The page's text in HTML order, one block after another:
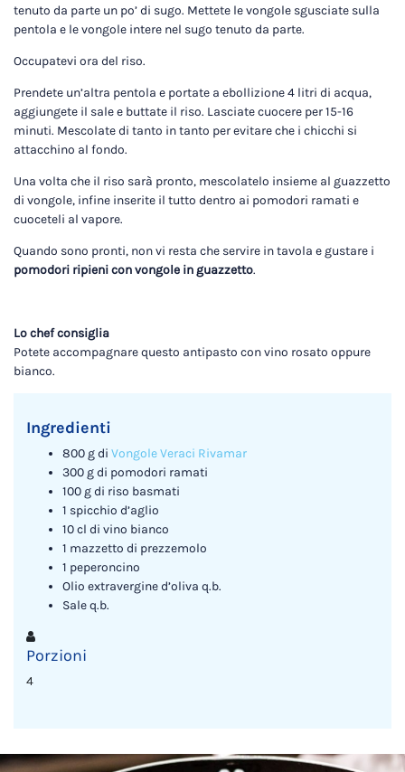
tenuto da parte un po’ di sugo. Mettete le vongole sgusciate sulla
pentola e le vongole intere nel sugo tenuto da parte.
Occupatevi ora del riso.
Prendete un’altra pentola e portate a ebollizione 4 litri di acqua,
aggiungete il sale e buttate il riso. Lasciate cuocere per 15-16
minuti. Mescolate di tanto in tanto per evitare che i chicchi si
attacchino al fondo.
Una volta che il riso sarà pronto, mescolatelo insieme al guazzetto
di vongole, infine inserite il tutto dentro ai pomodori ramati e
cuoceteli al vapore.
Quando sono pronti, non vi resta che servire in tavola e gustare i
pomodori ripieni con vongole in guazzetto.
Lo chef consiglia
Potete accompagnare questo antipasto con vino rosato oppure
bianco.
Ingredienti
800 g di Vongole Veraci Rivamar
300 g di pomodori ramati
100 g di riso basmati
1 spicchio d’aglio
10 cl di vino bianco
1 mazzetto di prezzemolo
1 peperoncino
Olio extravergine d’oliva q.b.
Sale q.b.
Porzioni
4